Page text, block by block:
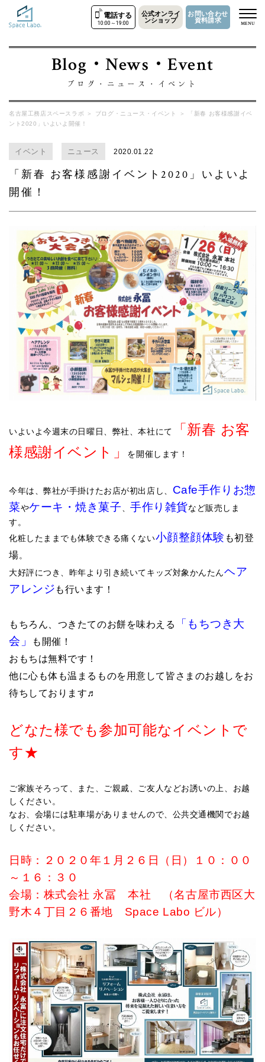
電話する
10:00～19:00
公式オンライ
ンショップ
お問い合わせ
資料請求
MENU
Blog・News・Event
ブログ・ニュース・イベント
名古屋工務店スペースラボ ＞ ブログ・ニュース・イベント ＞
「新春 お客様感謝イベ
ント2020」いよいよ開催！
イベント ニュース 2020.01.22
「新春 お客様感謝イベント2020」いよいよ
開催！
いよいよ今週末の日曜日、弊社、本社にて
「新春 お客
様感謝イベント」
を開催します！
今年は、弊社が手掛けたお店が初出店し、 Cafe手作りお惣
菜やケーキ・焼き菓子 、手作り雑貨など販売しま
す。
化粧したままでも体験できる痛くない小顔整顔体験 も初登
場。
大好評につき、昨年より引き続いてキッズ対象かんたんヘア
アレンジ も行います！
もちろん、つきたてのお餅を味わえる
「もちつき大
会」
も開催！
おもちは無料です！
他に心も体も温まるものを用意して皆さまのお越しをお
待ちしております♬
どなた様でも参加可能なイベントで
す★
ご家族そろって、また、ご親戚、ご友人などお誘いの上、お越
しください。
なお、会場には駐車場がありませんので、公共交通機関でお越
しください。
日時：２０２０年１月２６日（日）１０：００
～１６：３０
会場：株式会社 永冨 本社 （名古屋市西区大
野木４丁目２６番地 Space Labo ビル）